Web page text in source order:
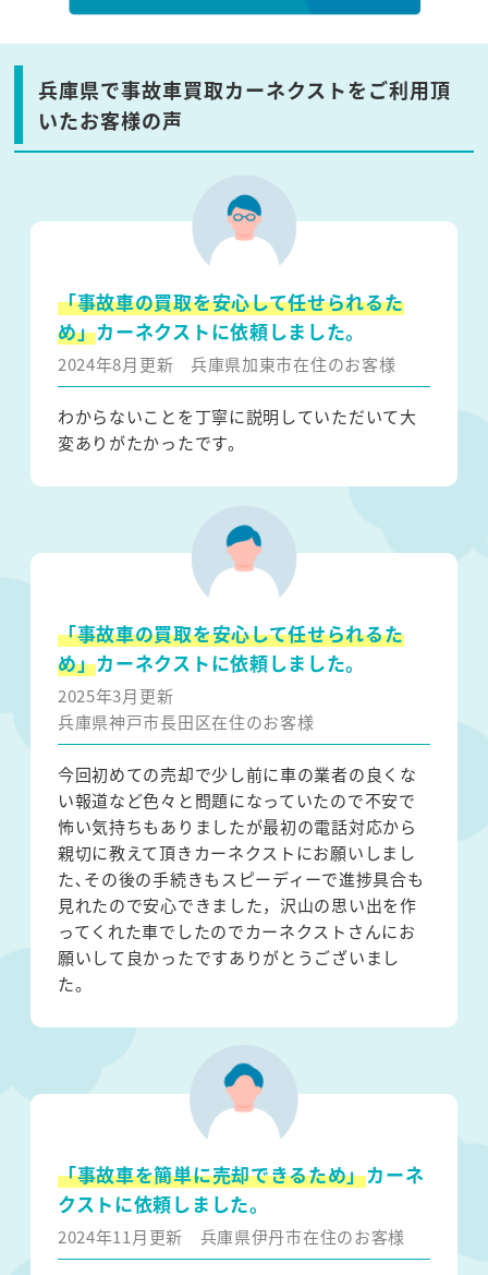
兵庫県で事故車買取カーネクストをご利用頂
いたお客様の声
「事故車の買取を安心して任せられるた
め」カーネクストに依頼しました。
2024年8月更新 兵庫県加東市在住のお客様
わからないことを丁寧に説明していただいて大
変ありがたかったです。
「事故車の買取を安心して任せられるた
め」カーネクストに依頼しました。
2025年3月更新
兵庫県神戸市長田区在住のお客様
今回初めての売却で少し前に車の業者の良くな
い報道など色々と問題になっていたので不安で
怖い気持ちもありましたが最初の電話対応から
親切に教えて頂きカーネクストにお願いしまし
た､その後の手続きもスピーディーで進捗具合も
見れたので安心できました，沢山の思い出を作
ってくれた車でしたのでカーネクストさんにお
願いして良かったですありがとうございまし
た。
「事故車を簡単に売却できるため」カーネ
クストに依頼しました。
2024年11月更新 兵庫県伊丹市在住のお客様